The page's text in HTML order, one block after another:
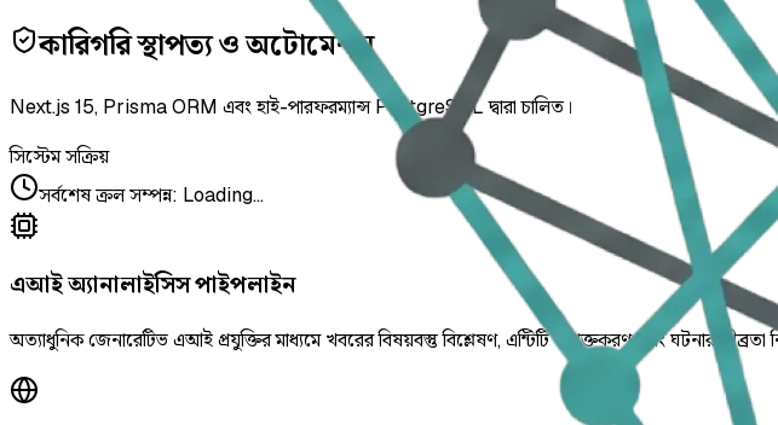
কারিগরি স্থাপত্য ও অটোমেশন
Next.js 15, Prisma ORM এবং হাই-পারফরম্যান্স PostgreSQL দ্বারা চালিত।
সিস্টেম সক্রিয়
সর্বশেষ ক্রল সম্পন্ন: Loading...
এআই অ্যানালাইসিস পাইপলাইন
অত্যাধুনিক জেনারেটিভ এআই প্রযুক্তির মাধ্যমে খবরের বিষয়বস্তু বিশ্লেষণ, এন্টিটি শনাক্তকরণ এবং ঘটনার তীব্রতা